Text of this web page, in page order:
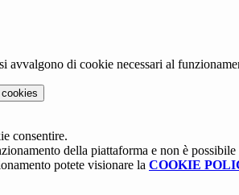
avvalgono di cookie necessari al
consentire.
della piattaforma e non è
potete visionare la COOKIE